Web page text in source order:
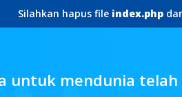
Silahkan hapus file index.php
untuk mendunia